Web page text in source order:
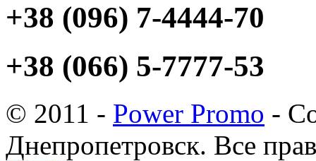
+38 (096) 7-4444-70
+38 (066) 5-7777-53
© 2011 - Power Promo -
Днепропетровск. Все